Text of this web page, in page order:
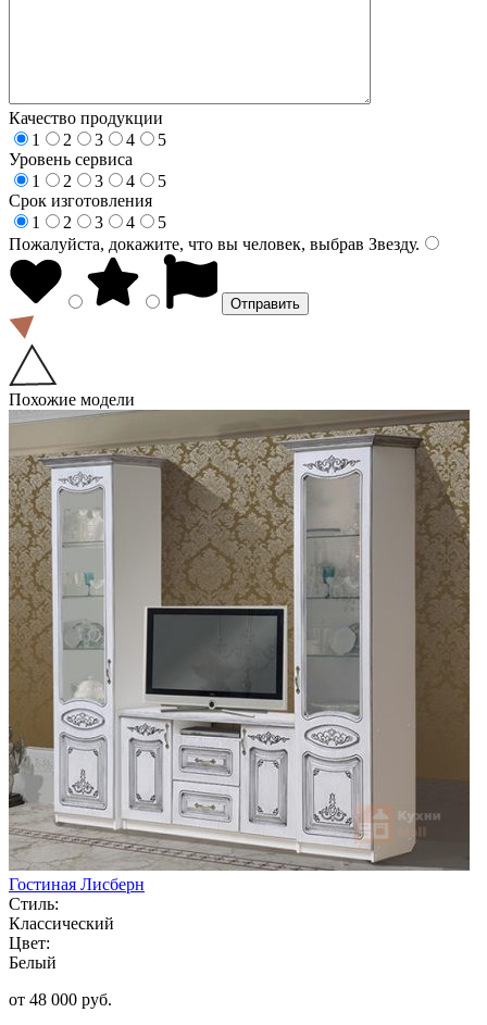
Качество продукции
1
2 3 4
5
Уровень сервиса
1
2 3 4
5
Срок изготовления
1
2 3 4
5
Пожалуйста, докажите, что вы человек, выбрав Звезду.
Похожие модели
Гостиная Лисберн
Стиль:
Классический
Цвет:
Белый
от 48 000 руб.